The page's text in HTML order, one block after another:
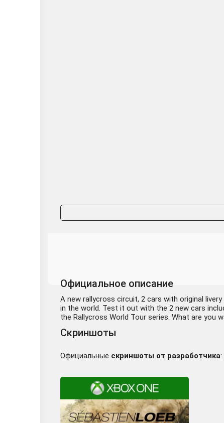
Официальное описание
A new rallycross circuit, 2 cars with original
in the world. Test it out with the 2 new cars
the Rallycross World Tour series. What are you
Скриншоты
Официальные скриншоты от разработчика: